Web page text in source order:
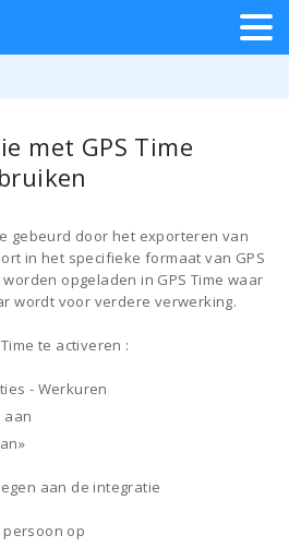
Trace
met GPS Time
gebeurd door het exporteren van
in het specifieke formaat van GPS
opgeladen in GPS Time waar
wordt voor verdere verwerking.
te activeren :
- Werkuren
aan
aan de integratie
op